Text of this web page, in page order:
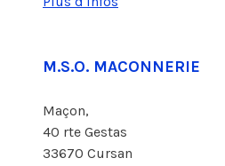
M.S.O. MACONNERIE
Maçon,
40 rte Gestas
33670 Cursan